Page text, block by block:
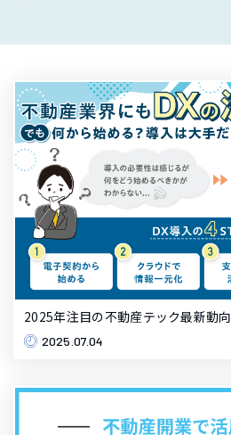
2025年注目の不動産テック最新動向
2025.07.04